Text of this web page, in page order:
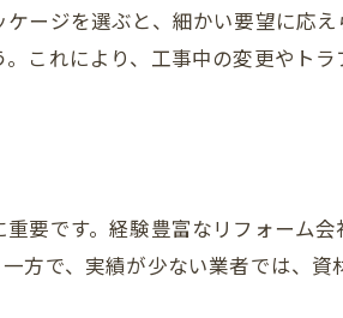
ニットバスリフォームの標準工期解
納期ユニットバス工事の注意ポイ
リフォームで快適生活を始める
フォーム後すぐ使える暮らしの始
ージを選ぶと、細かい要望に応
これにより、工事中の変更やト
要です。経験豊富なリフォーム
方で、実績が少ない業者では、
お問い合わせはこちら
お問い合わせはこちら